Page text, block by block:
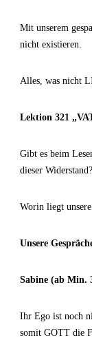
Mit unserem
nicht existieren.
Alles, was nicht
Lektion 321
Gibt es beim
dieser Widerstand?
Worin liegt
Unsere
Sabine (ab Min.
Ihr Ego ist noch
somit GOTT die